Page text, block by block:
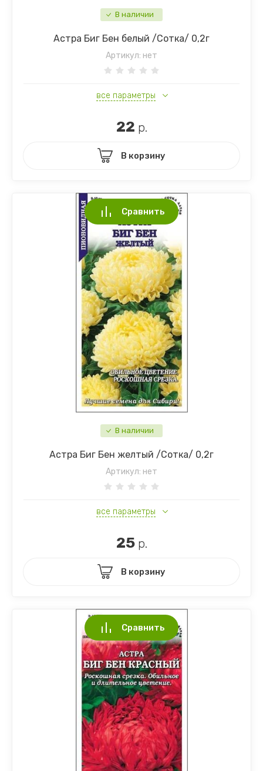
В наличии
Астра Биг Бен белый /Сотка/ 0,2г
Артикул: нет
все параметры
22 р.
В корзину
В наличии
Астра Биг Бен желтый /Сотка/ 0,2г
Артикул: нет
все параметры
Сравнить
25р.
В корзину
Сравнить